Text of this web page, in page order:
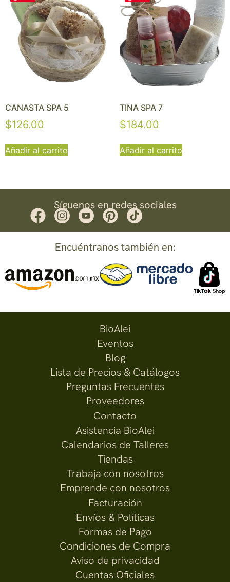
CANASTA SPA 5
$126.00
Añadir al carrito
TINA SPA 7
$184.00
Añadir al carrito
Síguenos en redes sociales
Encuéntranos también en:
BioAlei
Eventos
Blog
Lista de Precios & Catálogos
Preguntas Frecuentes
Proveedores
Contacto
Asistencia BioAlei
Calendarios de Talleres
Tiendas
Trabaja con nosotros
Emprende con nosotros
Facturación
Envíos & Políticas
Formas de Pago
Condiciones de Compra
Aviso de privacidad
Cuentas Oficiales